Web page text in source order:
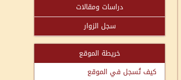
دراسات ومقالات
سجل الزوار
خريطة الموقع
كيف تُسجل في الموقع